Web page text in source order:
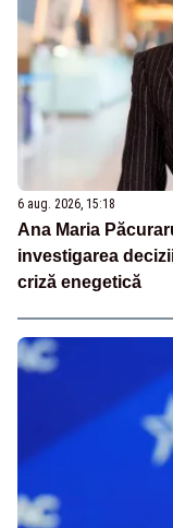
6 aug. 2026, 15:18
Ana Maria
investigarea
criză enegetică